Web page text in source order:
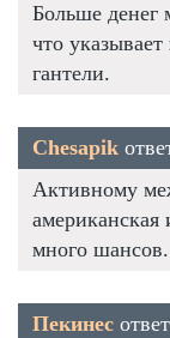
Больше денег
что
гантели.
Chesapik
Активному
американская
много
Пекинес